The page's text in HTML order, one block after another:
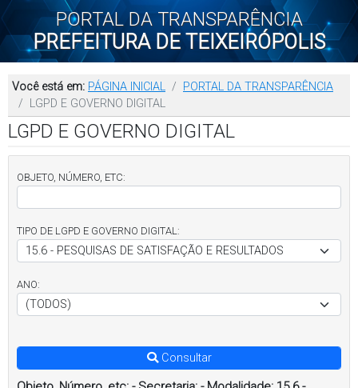
PORTAL DA TRANSPARÊNCIA
PREFEITURA DE TEIXEIRÓPOLIS
Você está em: PÁGINA INICIAL
PORTAL DA TRANSPARÊNCIA
LGPD E GOVERNO DIGITAL
LGPD E GOVERNO DIGITAL
OBJETO, NÚMERO, ETC:
TIPO DE LGPD E GOVERNO DIGITAL:
ANO:
Consultar